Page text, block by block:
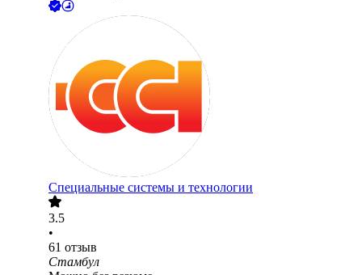
Специальные системы и технологии
3.5
•
61 отзыв
Стамбул